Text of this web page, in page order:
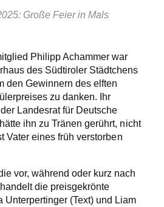
Große Feier in Mals
Philipp Achammer war
des Südtiroler Städtchens
den Gewinnern des elften
zu danken. Ihr
Landesrat für Deutsche
ihn zu Tränen gerührt, nicht
Vater eines früh verstorben
vor, während oder kurz nach
die preisgekrönte
Unterpertinger (Text) und Liam